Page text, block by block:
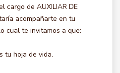
cargo de AUXILIAR DE
acompañarte en tu
cual te invitamos a que:
tu hoja de vida.